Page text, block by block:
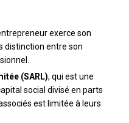
exerce son
distinction entre son
(SARL), qui est une
social divisé en parts
est limitée à leurs